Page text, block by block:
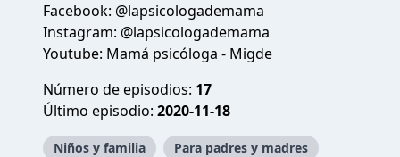
Facebook: @lapsicologademama
Instagram: @lapsicologademama
Youtube: Mamá psicóloga - Migde
Número de episodios: 17
Último episodio: 2020-11-18
Niños y familia Para padres y madres